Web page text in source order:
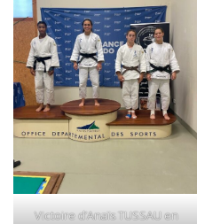
Victoire d’Anaïs TUSSAU en